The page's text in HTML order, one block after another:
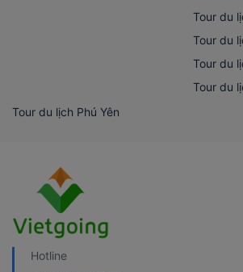
Tour du
Tour du
Tour du
Tour du
Tour du lịch Phú Yên
Hotline